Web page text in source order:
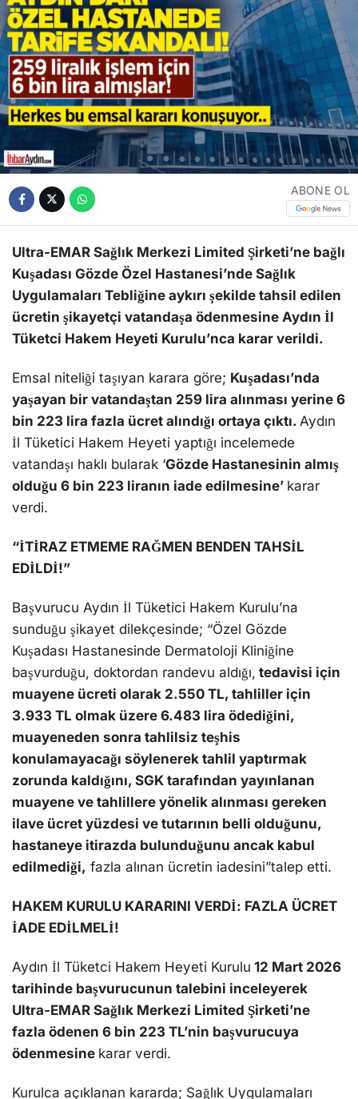
ABONE OL
Ultra-EMAR Sağlık Merkezi Limited Şirketi’ne bağlı
Kuşadası Gözde Özel Hastanesi’nde Sağlık
Uygulamaları Tebliğine aykırı şekilde tahsil edilen
ücretin şikayetçi vatandaşa ödenmesine Aydın İl
Tüketci Hakem Heyeti Kurulu’nca karar verildi.
Emsal niteliği taşıyan karara göre; Kuşadası’nda
yaşayan bir vatandaştan 259 lira alınması yerine 6
bin 223 lira fazla ücret alındığı ortaya çıktı. Aydın
İl Tüketici Hakem Heyeti yaptığı incelemede
vatandaşı haklı bularak ‘Gözde Hastanesinin almış
olduğu 6 bin 223 liranın iade edilmesine’ karar
verdi.
“İTİRAZ ETMEME RAĞMEN BENDEN TAHSİL
EDİLDİ!”
Başvurucu Aydın İl Tüketici Hakem Kurulu’na
sunduğu şikayet dilekçesinde; “Özel Gözde
Kuşadası Hastanesinde Dermatoloji Kliniğine
başvurduğu, doktordan randevu aldığı, tedavisi için
muayene ücreti olarak 2.550 TL, tahliller için
3.933 TL olmak üzere 6.483 lira ödediğini,
muayeneden sonra tahlilsiz teşhis
konulamayacağı söylenerek tahlil yaptırmak
zorunda kaldığını, SGK tarafından yayınlanan
muayene ve tahlillere yönelik alınması gereken
ilave ücret yüzdesi ve tutarının belli olduğunu,
hastaneye itirazda bulunduğunu ancak kabul
edilmediği, fazla alınan ücretin iadesini”talep etti.
HAKEM KURULU KARARINI VERDİ: FAZLA ÜCRET
İADE EDİLMELİ!
Aydın İl Tüketci Hakem Heyeti Kurulu 12 Mart 2026
tarihinde başvurucunun talebini inceleyerek
Ultra-EMAR Sağlık Merkezi Limited Şirketi’ne
fazla ödenen 6 bin 223 TL’nin başvurucuya
ödenmesine karar verdi.
Kurulca açıklanan kararda; Sağlık Uygulamaları